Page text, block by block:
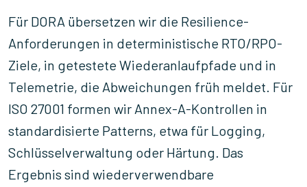
Für DORA übersetzen wir die Resilience-
Anforderungen in deterministische RTO/RPO-
Ziele, in getestete Wiederanlaufpfade und in
Telemetrie, die Abweichungen früh meldet. Für
ISO 27001 formen wir Annex-A-Kontrollen in
standardisierte Patterns, etwa für Logging,
Schlüsselverwaltung oder Härtung. Das
Ergebnis sind wiederverwendbare